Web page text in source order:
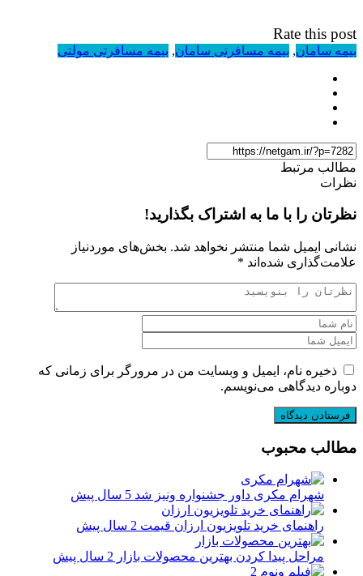
Rate this post
بیمه سامان, بیمه مسافرتی سامان, بیمه مسافرتی مولتی
مطالب مرتبط
نظرات
نظرتان را با ما به اشتراک بگذارید!
نشانی ایمیل شما منتشر نخواهد شد. بخش‌های موردنیاز
علامت‌گذاری شده‌اند *
ذخیره نام، ایمیل و وبسایت من در مرورگر برای زمانی که
دوباره دیدگاهی می‌نویسم.
مطالب محبوب
شهرام مکری داور جشنواره ونیز شد 5 سال پیش
راهنمای خرید تلویزیون ارزان قیمت 2 سال پیش
مراحل پیدا کردن بهترین محصولات بازار 2 سال پیش